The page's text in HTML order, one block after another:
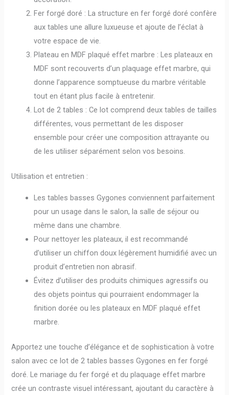
Fer forgé doré : La structure en fer forgé doré confère
aux tables une allure luxueuse et ajoute de l’éclat à
votre espace de vie.
Plateau en MDF plaqué effet marbre : Les plateaux en
MDF sont recouverts d’un plaquage effet marbre, qui
donne l’apparence somptueuse du marbre véritable
tout en étant plus facile à entretenir.
Lot de 2 tables : Ce lot comprend deux tables de tailles
différentes, vous permettant de les disposer
ensemble pour créer une composition attrayante ou
de les utiliser séparément selon vos besoins.
Utilisation et entretien :
Les tables basses Gygones conviennent parfaitement
pour un usage dans le salon, la salle de séjour ou
même dans une chambre.
Pour nettoyer les plateaux, il est recommandé
d’utiliser un chiffon doux légèrement humidifié avec un
produit d’entretien non abrasif.
Évitez d’utiliser des produits chimiques agressifs ou
des objets pointus qui pourraient endommager la
finition dorée ou les plateaux en MDF plaqué effet
marbre.
Apportez une touche d’élégance et de sophistication à votre
salon avec ce lot de 2 tables basses Gygones en fer forgé
doré. Le mariage du fer forgé et du plaquage effet marbre
crée un contraste visuel intéressant, ajoutant du caractère à